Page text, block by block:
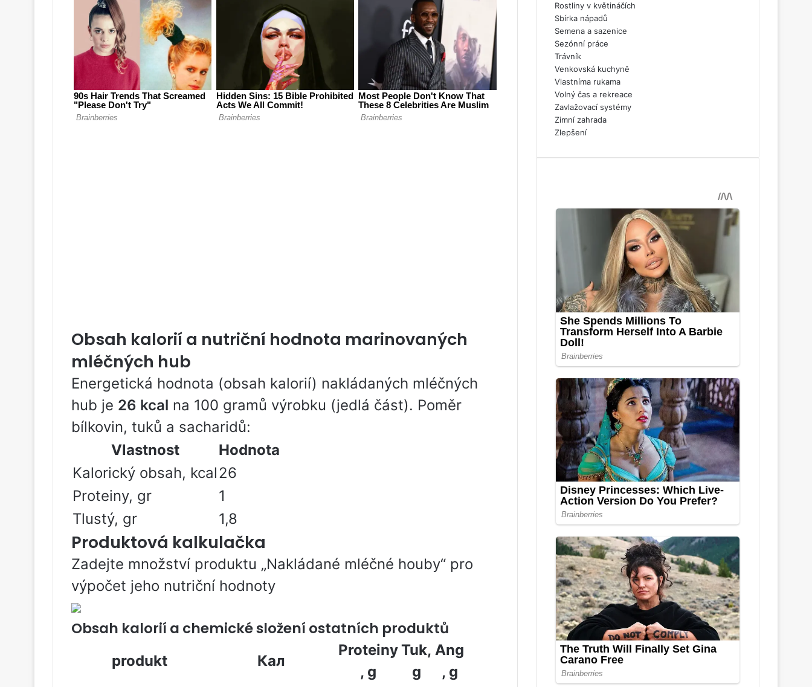
Obsah kalorií a nutriční hodnota marinovaných
mléčných hub
Energetická hodnota (obsah kalorií) nakládaných mléčných
hub je 26 kcal na 100 gramů výrobku (jedlá část). Poměr
bílkovin, tuků a sacharidů:
Vlastnost
Hodnota
Kalorický obsah, kcal26
Proteiny, gr
1
Tlustý, gr
1,8
Produktová kalkulačka
Zadejte množství produktu „Nakládané mléčné houby“ pro
výpočet jeho nutriční hodnoty
Obsah kalorií a chemické složení ostatních produktů
produkt Кал
Proteiny
, g
Tuk,
g
Ang
, g
Rostliny v květináčích
Sbírka nápadů
Semena a sazenice
Sezónní práce
Trávník
Venkovská kuchyně
Vlastníma rukama
Volný čas a rekreace
Zavlažovací systémy
Zimní zahrada
Zlepšení